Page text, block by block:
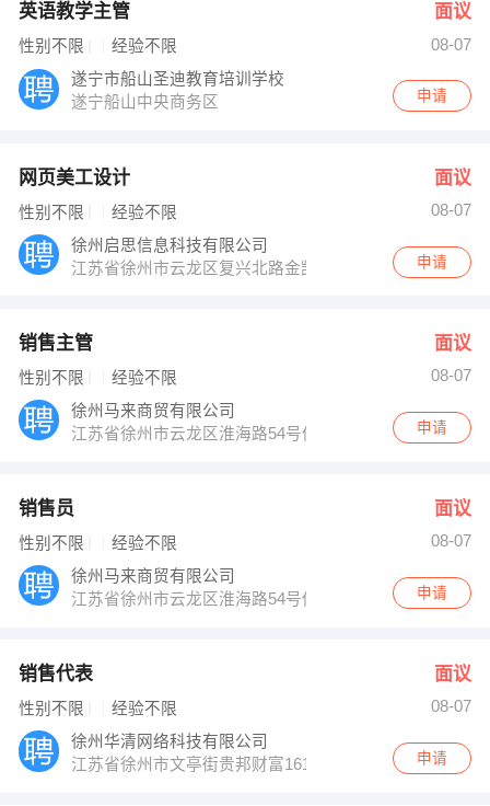
英语教学主管 面议
性别不限 经验不限
08-07
遂宁市船山圣迪教育培训学校
遂宁船山中央商务区
申请
网页美工设计 面议
性别不限 经验不限
08-07
徐州启思信息科技有限公司
江苏省徐州市云龙区复兴北路金凯隆大厦2712室申请
销售主管 面议
性别不限 经验不限
08-07
徐州马来商贸有限公司
江苏省徐州市云龙区淮海路54号供销大厦1011室申请
销售员 面议
性别不限 经验不限
08-07
徐州马来商贸有限公司
江苏省徐州市云龙区淮海路54号供销大厦1011室申请
销售代表 面议
性别不限 经验不限
08-07
徐州华清网络科技有限公司
江苏省徐州市文亭街贵邦财富1612室
申请